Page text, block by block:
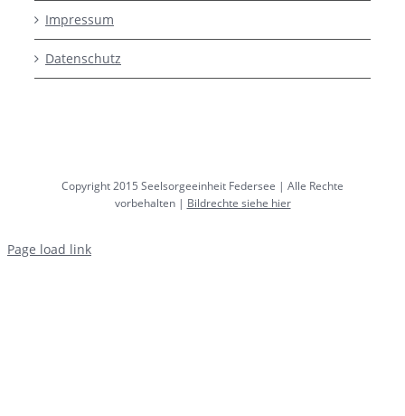
Impressum
Datenschutz
Copyright 2015 Seelsorgeeinheit Federsee | Alle Rechte
vorbehalten | Bildrechte siehe hier
Page load link